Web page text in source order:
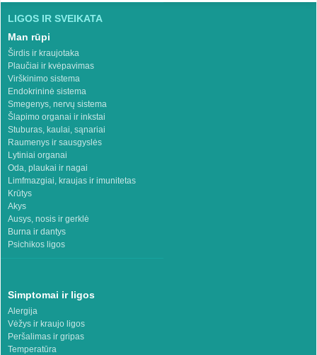
LIGOS IR SVEIKATA
Man rūpi
Širdis ir kraujotaka
Plaučiai ir kvėpavimas
Virškinimo sistema
Endokrininė sistema
Smegenys, nervų sistema
Šlapimo organai ir inkstai
Stuburas, kaulai, sąnariai
Raumenys ir sausgyslės
Lytiniai organai
Oda, plaukai ir nagai
Limfmazgiai, kraujas ir imunitetas
Krūtys
Akys
Ausys, nosis ir gerklė
Burna ir dantys
Psichikos ligos
Simptomai ir ligos
Alergija
Vėžys ir kraujo ligos
Peršalimas ir gripas
Temperatūra